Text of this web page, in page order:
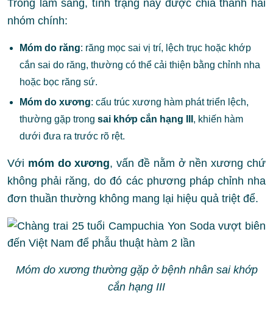
Trong lâm sàng, tình trạng này được chia thành hai
nhóm chính:
Móm do răng: răng mọc sai vị trí, lệch trục hoặc khớp
cắn sai do răng, thường có thể cải thiện bằng chỉnh nha
hoặc bọc răng sứ.
Móm do xương: cấu trúc xương hàm phát triển lệch,
thường gặp trong sai khớp cắn hạng III , khiến hàm
dưới đưa ra trước rõ rệt.
Với móm do xương, vấn đề nằm ở nền xương chứ
không phải răng, do đó các phương pháp chỉnh nha
đơn thuần thường không mang lại hiệu quả triệt để.
Móm do xương thường gặp ở bệnh nhân sai khớp
cắn hạng III